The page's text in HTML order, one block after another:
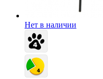
Нет в наличии